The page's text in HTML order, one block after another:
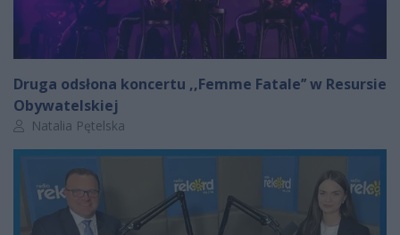
Druga odsłona koncertu ,,Femme Fatale’’ w Resursie
Obywatelskiej
Autor artykułu:
Natalia Pętelska